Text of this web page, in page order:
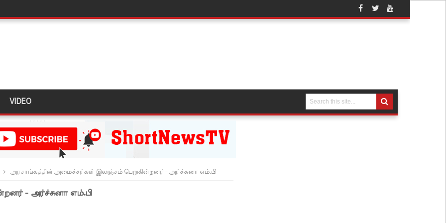
கட்டுப்பாட்டுக்குள்!
ஆக உயர்வு
VIDEO
அரசாங்கத்தின் அமைச்சர்கள் இலஞ்சம் பெறுகின்றனர் - அர்ச்சுனா எம்.பி
- அர்ச்சுனா எம்.பி